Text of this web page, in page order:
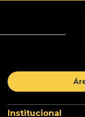
Institucional